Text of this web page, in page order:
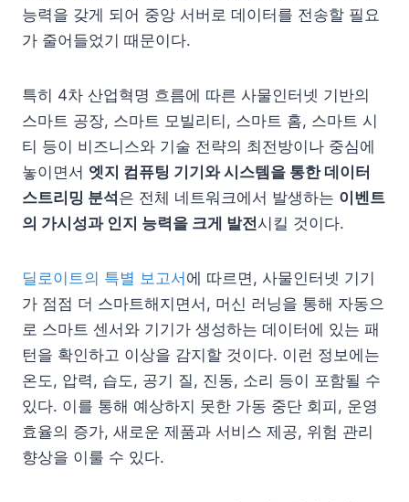
능력을 갖게 되어 중앙 서버로 데이터를 전송할 필요
가 줄어들었기 때문이다.
특히 4차 산업혁명 흐름에 따른 사물인터넷 기반의
스마트 공장, 스마트 모빌리티, 스마트 홈, 스마트 시
티 등이 비즈니스와 기술 전략의 최전방이나 중심에
놓이면서 엣지 컴퓨팅 기기와 시스템을 통한 데이터
스트리밍 분석 은 전체 네트워크에서 발생하는 이벤트
의 가시성과 인지 능력을 크게 발전시킬 것이다.
딜로이트의 특별 보고서 에 따르면, 사물인터넷 기기
가 점점 더 스마트해지면서, 머신 러닝을 통해 자동으
로 스마트 센서와 기기가 생성하는 데이터에 있는 패
턴을 확인하고 이상을 감지할 것이다. 이런 정보에는
온도, 압력, 습도, 공기 질, 진동, 소리 등이 포함될 수
있다. 이를 통해 예상하지 못한 가동 중단 회피, 운영
효율의 증가, 새로운 제품과 서비스 제공, 위험 관리
향상을 이룰 수 있다.